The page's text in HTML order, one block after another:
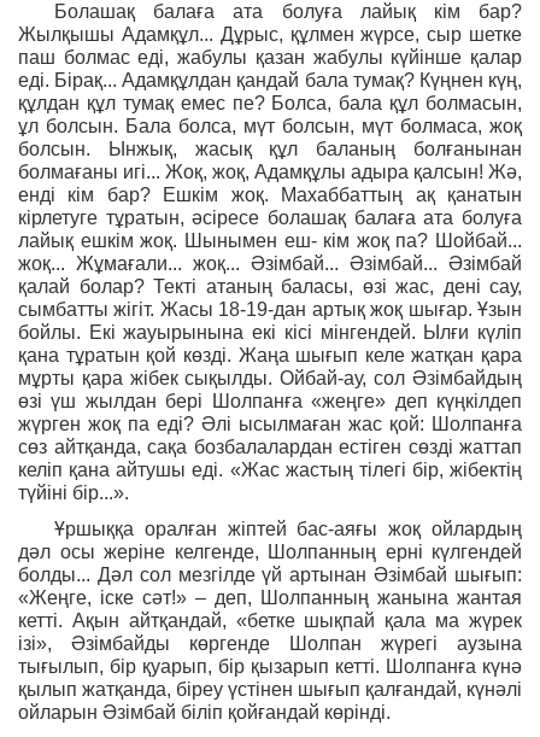
Болашақ балаға ата болуға лайық кім бар?
Жылқышы Адамқұл... Дұрыс, құлмен жүрсе, сыр шетке
паш болмас еді, жабулы қазан жабулы күйінше қалар
еді. Бірақ... Адамқұлдан қандай бала тумақ? Күңнен күң,
құлдан құл тумақ емес пе? Болса, бала құл болмасын,
ұл болсын. Бала болса, мүт болсын, мүт болмаса, жоқ
болсын. Ынжық, жасық құл баланың болғанынан
болмағаны игі... Жоқ, жоқ, Адамқұлы адыра қалсын! Жә,
енді кім бар? Ешкім жоқ. Махаббаттың ақ қанатын
кірлетуге тұратын, әсіресе болашақ балаға ата болуға
лайық ешкім жоқ. Шынымен еш- кім жоқ па? Шойбай...
жоқ... Жұмағали... жоқ... Әзімбай... Әзімбай... Әзімбай
қалай болар? Текті атаның баласы, өзі жас, дені сау,
сымбатты жігіт. Жасы 18-19-дан артық жоқ шығар. Ұзын
бойлы. Екі жауырынына екі кісі мінгендей. Ылғи күліп
қана тұратын қой көзді. Жаңа шығып келе жатқан қара
мұрты қара жібек сықылды. Ойбай-ау, сол Әзімбайдың
өзі үш жылдан бері Шолпанға «жеңге» деп күңкілдеп
жүрген жоқ па еді? Әлі ысылмаған жас қой: Шолпанға
сөз айтқанда, сақа бозбалалардан естіген сөзді жаттап
келіп қана айтушы еді. «Жас жастың тілегі бір, жібектің
түйіні бір...».
Ұршыққа оралған жіптей бас-аяғы жоқ ойлардың
дәл осы жеріне келгенде, Шолпанның ерні күлгендей
болды... Дәл сол мезгілде үй артынан Әзімбай шығып:
«Жеңге, іске сәт!» – деп, Шолпанның жанына жантая
кетті. Ақын айтқандай, «бетке шықпай қала ма жүрек
ізі», Әзімбайды көргенде Шолпан жүрегі аузына
тығылып, бір қуарып, бір қызарып кетті. Шолпанға күнә
қылып жатқанда, біреу үстінен шығып қалғандай, күнәлі
ойларын Әзімбай біліп қойғандай көрінді.